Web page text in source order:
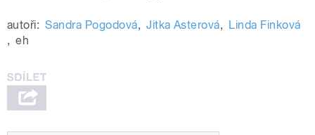
autoři: Sandra Pogodová, Jitka Asterová, Linda Finková
, eh